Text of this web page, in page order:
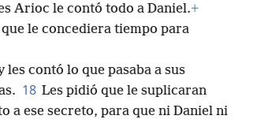
oficial del rey: “¿Por qué ha dado
Arioc le contó todo a Daniel.
le concediera tiempo para
les contó lo que pasaba a sus
18 Les pidió que le suplicaran